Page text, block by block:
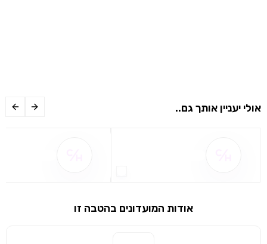
אולי יעניין אותך גם..
אודות המועדונים בהטבה זו